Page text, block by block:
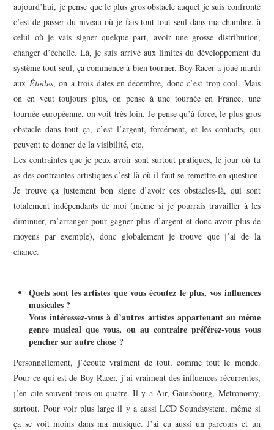
aujourd’hui, je pense que le plus gros obstacle auquel je suis confronté
c’est de passer du niveau où je fais tout tout seul dans ma chambre, à
celui où je vais signer quelque part, avoir une grosse distribution,
changer d’échelle. Là, je suis arrivé aux limites du développement du
système tout seul, ça commence à bien tourner. Boy Racer a joué mardi
aux Étoiles, on a trois dates en décembre, donc c’est trop cool. Mais
on en veut toujours plus, on pense à une tournée en France, une
tournée européenne, on voit très loin. Je pense qu’à force, le plus gros
obstacle dans tout ça, c’est l’argent, forcément, et les contacts, qui
peuvent te donner de la visibilité, etc.
Les contraintes que je peux avoir sont surtout pratiques, le jour où tu
as des contraintes artistiques c’est là où il faut se remettre en question.
Je trouve ça justement bon signe d’avoir ces obstacles-là, qui sont
totalement indépendants de moi (même si je pourrais travailler à les
diminuer, m’arranger pour gagner plus d’argent et donc avoir plus de
moyens par exemple), donc globalement je trouve que j’ai de la
chance.
Quels sont les artistes que vous écoutez le plus, vos influences
musicales ?
Vous intéressez-vous à d’autres artistes appartenant au même
genre musical que vous, ou au contraire préférez-vous vous
pencher sur autre chose ?
Personnellement, j’écoute vraiment de tout, comme tout le monde.
Pour ce qui est de Boy Racer, j’ai vraiment des influences récurrentes,
j’en cite souvent trois ou quatre. Il y a Air, Gainsbourg, Metronomy,
surtout. Pour voir plus large il y a aussi LCD Soundsystem, même si
ça se voit moins dans ma musique. J’ai eu aussi un parcours et un